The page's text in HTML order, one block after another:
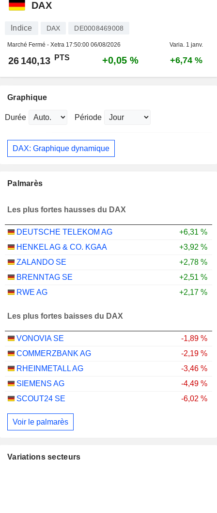
DAX
Indice DAX DE0008469008
Marché Fermé - Xetra 17:50:00 06/08/2026 Varia. 1 janv.
26 140,13 PTS +0,05 % +6,74 %
Graphique
Durée Période
DAX: Graphique dynamique
Palmarès
Les plus fortes hausses du DAX
DEUTSCHE TELEKOM AG
+6,31 %
HENKEL AG & CO. KGAA
+3,92 %
ZALANDO SE
+2,78 %
BRENNTAG SE
+2,51 %
RWE AG
+2,17 %
Les plus fortes baisses du DAX
VONOVIA SE
-1,89 %
COMMERZBANK AG
-2,19 %
RHEINMETALL AG
-3,46 %
SIEMENS AG
-4,49 %
SCOUT24 SE
-6,02 %
Voir le palmarès
Variations secteurs